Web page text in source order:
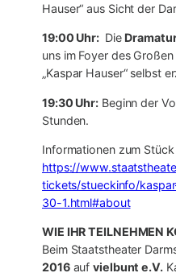
Hauser“ aus Sicht der
19:00 Uhr: Die
uns im Foyer des
„Kaspar Hauser“ selbst
19:30 Uhr: Beginn der
Stunden.
Informationen zum
https://
tickets/stueckinfo/
30-1.html#about
WIE IHR TEILNEHMEN
Beim Staatstheater
2016aufvielbunt e.V.